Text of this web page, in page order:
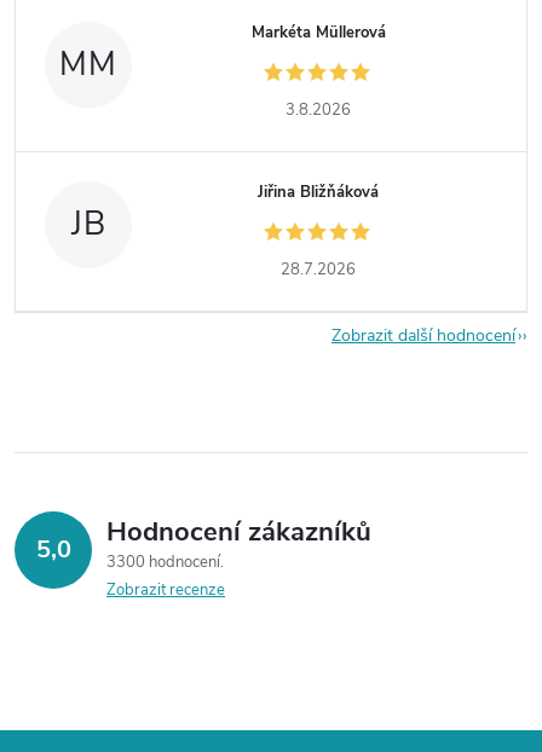
MM
Markéta Müllerová
3.8.2026
JB
Jiřina Bližňáková
28.7.2026
Zobrazit další hodnocení
5,0 Hodnocení zákazníků
3300 hodnocení
Zobrazit recenze